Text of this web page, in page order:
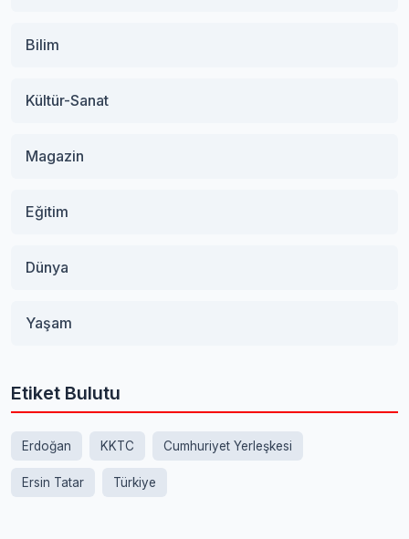
Bilim
Kültür-Sanat
Magazin
Eğitim
Dünya
Yaşam
Etiket Bulutu
Erdoğan KKTC Cumhuriyet Yerleşkesi
Ersin Tatar Türkiye